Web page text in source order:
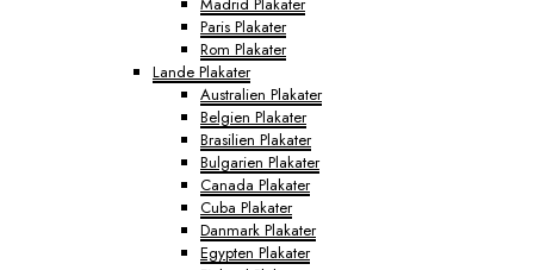
Paris Plakater
Rom Plakater
Lande Plakater
Australien Plakater
Belgien Plakater
Brasilien Plakater
Bulgarien Plakater
Canada Plakater
Cuba Plakater
Danmark Plakater
Egypten Plakater